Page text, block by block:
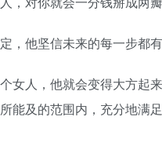
他坚信未来的每一步都
人，他就会变得大方起来
能及的范围内，充分地满足